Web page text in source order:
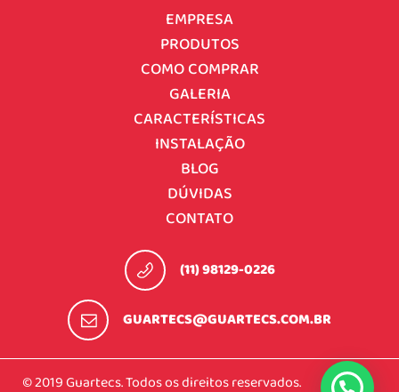
EMPRESA
PRODUTOS
COMO COMPRAR
GALERIA
CARACTERÍSTICAS
INSTALAÇÃO
BLOG
DÚVIDAS
CONTATO
(11) 98129-0226
GUARTECS@GUARTECS.COM.BR
© 2019 Guartecs. Todos os direitos reservados.